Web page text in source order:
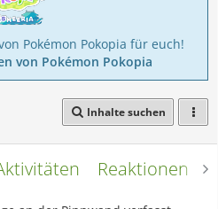
Pokémon Pokopia für euch!
von Pokémon Pokopia
Inhalte suchen
Reaktionen